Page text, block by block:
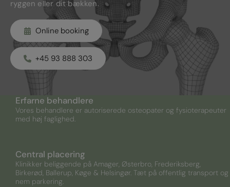
ryggen eller dit bækken.
Online booking
+45 93 888 303
Erfarne behandlere
Vores behandlere er autoriserede osteopater og fysioterapeuter
med høj faglighed.
Central placering
Klinikker beliggende på Amager, Østerbro, Frederiksberg,
Birkerød, Ballerup, Køge & Helsingør. Tæt på offentlig transport og
nem parkering.